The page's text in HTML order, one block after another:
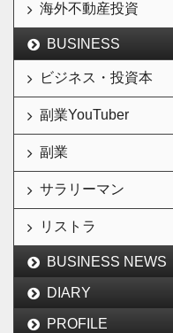
海外不動産投資
BUSINESS
ビジネス・投資本
副業YouTuber
副業
サラリーマン
リストラ
BUSINESS NEWS
DIARY
PROFILE